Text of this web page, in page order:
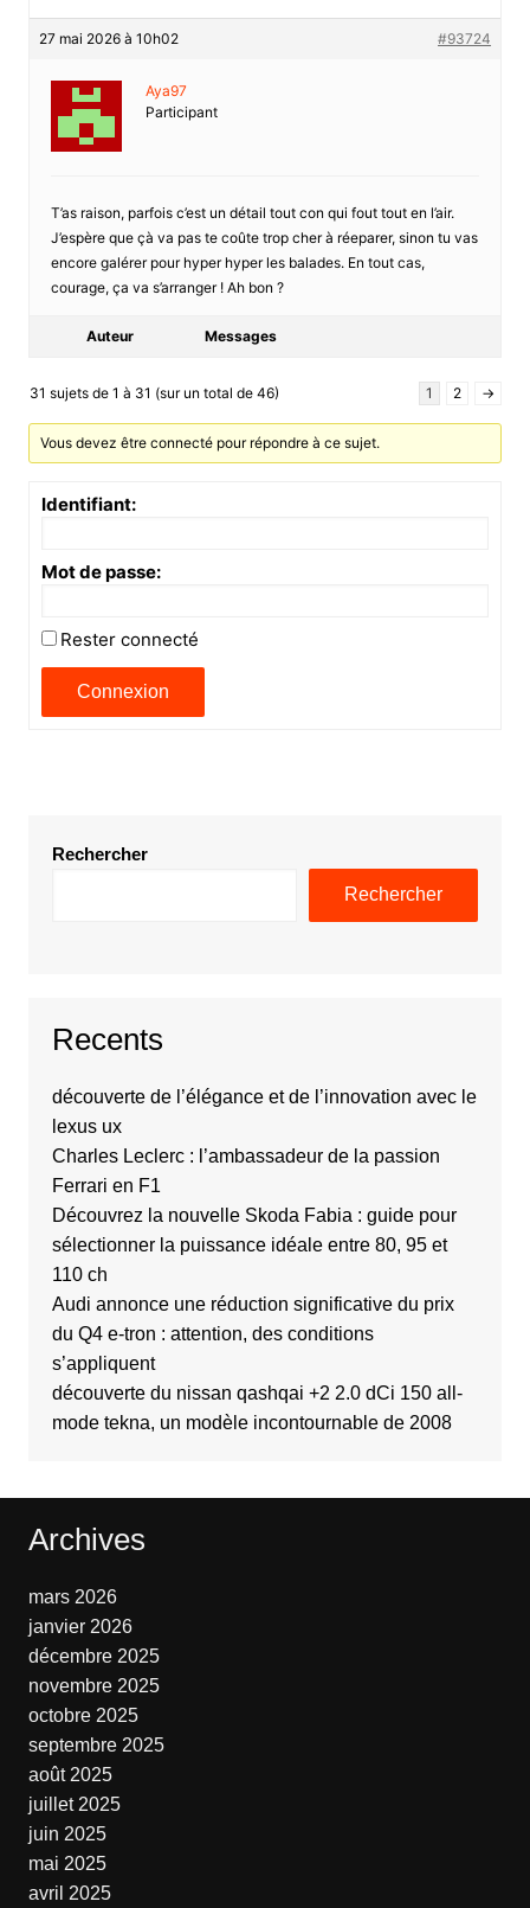
27 mai 2026 à 10h02 #93724
Aya97
Participant
T’as raison, parfois c’est un détail tout con qui fout tout en l’air.
J’espère que çà va pas te coûte trop cher à réeparer, sinon tu vas
encore galérer pour hyper hyper les balades. En tout cas,
courage, ça va s’arranger ! Ah bon ?
Auteur Messages
31 sujets de 1 à 31 (sur un total de 46) 1 2 →
Vous devez être connecté pour répondre à ce sujet.
Identifiant:
Mot de passe:
Rester connecté
Connexion
Rechercher
Rechercher
Recents
découverte de l’élégance et de l’innovation avec le
lexus ux
Charles Leclerc : l’ambassadeur de la passion
Ferrari en F1
Découvrez la nouvelle Skoda Fabia : guide pour
sélectionner la puissance idéale entre 80, 95 et
110 ch
Audi annonce une réduction significative du prix
du Q4 e-tron : attention, des conditions
s’appliquent
découverte du nissan qashqai +2 2.0 dCi 150 all-
mode tekna, un modèle incontournable de 2008
Archives
mars 2026
janvier 2026
décembre 2025
novembre 2025
octobre 2025
septembre 2025
août 2025
juillet 2025
juin 2025
mai 2025
avril 2025